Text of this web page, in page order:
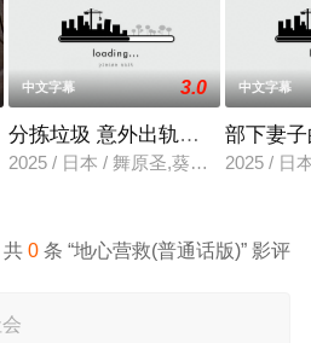
底色，在尊重历史真实性的前提
中文字幕 3.0
分拣垃圾 意外出轨性爱
2025 / 日本 / 舞原圣,葵悠太
中文字幕
部下妻
2025 / 日
共0 条 “地心营救(普通话版)” 影评